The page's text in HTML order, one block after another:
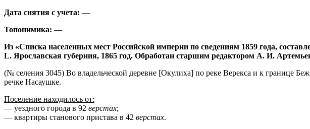
Дата снятия с учета: —
Топонимика: —
Из «Списка населенных мест Российской империи по сведениям 1859 года,
L. Ярославская губерния, 1865 год. Обработан старшим редактором А. И.
(№ селения 3045) Во владельческой деревне [Окулиха] по реке Верекса и к границе
речке Насаушке.
Поселение находилось от:
— уездного города в 92 верстах;
— квартиры станового пристава в 42 верстах.